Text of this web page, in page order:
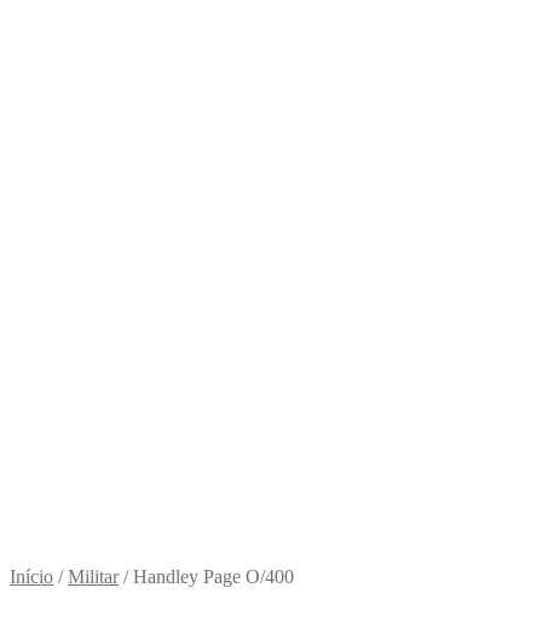
Início /Militar/Handley Page O/400